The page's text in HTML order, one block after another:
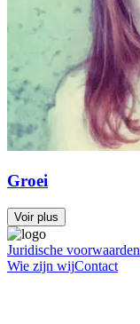
Groei
Voir plus
Juridische voorwaarden
Wie zijn wijContact